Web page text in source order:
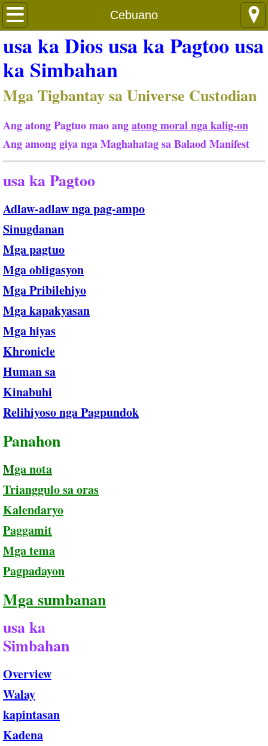
Cebuano
About Us
usa ka Dios usa ka Pagtoo usa
ka Simbahan
Mga Tigbantay sa Universe Custodian
Ang atong Pagtuo mao angatong moral nga kalig-on
​Ang among giya nga Maghahatag sa Balaod Manifest
usa ka Pagtoo
Adlaw-adlaw nga pag-ampo
Sinugdanan
Mga pagtuo
Mga obligasyon
Mga Pribilehiyo
Mga kapakyasan
Mga hiyas
​Khronicle
Human sa
​Kinabuhi
​Relihiyoso nga Pagpundok
Panahon
Mga nota
Trianggulo sa oras
Kalendaryo
Paggamit
Mga tema
Pagpadayon
Mga sumbanan
usa ka
​Simbahan
Overview
Walay
​kapintasan
Kadena